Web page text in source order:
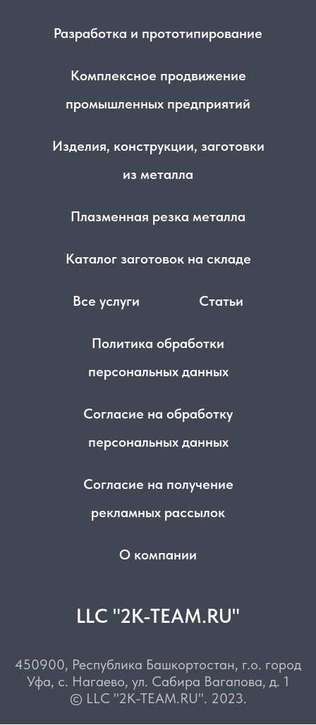
Разработка и прототипирование
Комплексное продвижение
промышленных предприятий
Изделия, конструкции, заготовки
из металла
Плазменная резка металла
Каталог заготовок на складе
Все услуги Статьи
Политика обработки
персональных данных
Согласие на обработку
персональных данных
Согласие на получение
рекламных рассылок
О компании
LLC "2K-TEAM.RU"
450900, Республика Башкортостан, г.о. город
Уфа, с. Нагаево, ул. Сабира Вагапова, д. 1
© LLC "2K-TEAM.RU". 2023.